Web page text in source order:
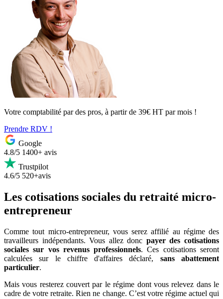
Votre comptabilité par des pros, à partir de 39€ HT par mois !
Prendre RDV !
Google
4.8/5 1400+ avis
Trustpilot
4.6/5 520+avis
Les cotisations sociales du retraité micro-
entrepreneur
Comme tout micro-entrepreneur, vous serez affilié au régime des
travailleurs indépendants. Vous allez donc payer des cotisations
sociales sur vos revenus professionnels. Ces cotisations seront
calculées sur le chiffre d'affaires déclaré, sans abattement
particulier.
Mais vous resterez couvert par le régime dont vous relevez dans le
cadre de votre retraite. Rien ne change. C’est votre régime actuel qui